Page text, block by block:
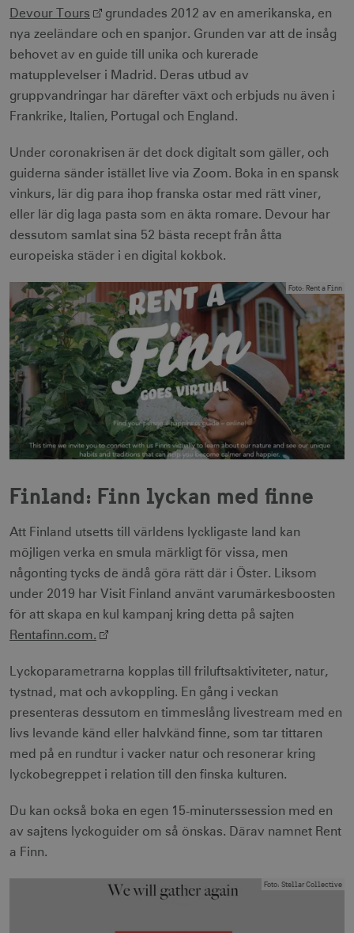
Devour Tours
grundades 2012 av en amerikanska, en
nya zeeländare och en spanjor. Grunden var att de insåg
behovet av en guide till unika och kurerade
matupplevelser i Madrid. Deras utbud av
gruppvandringar har därefter växt och erbjuds nu även i
Frankrike, Italien, Portugal och England.
Under coronakrisen är det dock digitalt som gäller, och
guiderna sänder istället live via Zoom. Boka in en spansk
vinkurs, lär dig para ihop franska ostar med rätt viner,
eller lär dig laga pasta som en äkta romare. Devour har
dessutom samlat sina 52 bästa recept från åtta
europeiska städer i en digital kokbok.
Foto: Rent a Finn
Finland: Finn lyckan med finne
Att Finland utsetts till världens lyckligaste land kan
möjligen verka en smula märkligt för vissa, men
någonting tycks de ändå göra rätt där i Öster. Liksom
under 2019 har Visit Finland använt varumärkesboosten
för att skapa en kul kampanj kring detta på sajten
Rentafinn.com.
Lyckoparametrarna kopplas till friluftsaktiviteter, natur,
tystnad, mat och avkoppling. En gång i veckan
presenteras dessutom en timmeslång livestream med en
livs levande känd eller halvkänd finne, som tar tittaren
med på en rundtur i vacker natur och resonerar kring
lyckobegreppet i relation till den finska kulturen.
Du kan också boka en egen 15-minuterssession med en
av sajtens lyckoguider om så önskas. Därav namnet Rent
a Finn.
Foto: Stellar Collective